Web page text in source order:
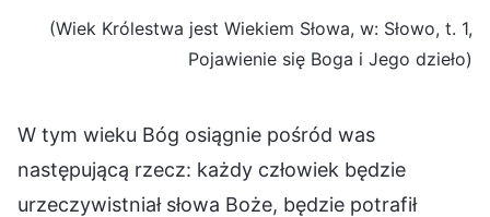
(Wiek Królestwa jest Wiekiem Słowa, w: Słowo, t. 1,
Pojawienie się Boga i Jego dzieło)
W tym wieku Bóg osiągnie pośród was
następującą rzecz: każdy człowiek będzie
urzeczywistniał słowa Boże, będzie potrafił